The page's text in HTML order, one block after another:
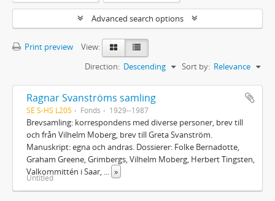
Advanced search options
Print preview
View:
Sort by: Relevance
Direction: Descending
Ragnar Svanströms samling
SE S-HS L205 Fonds 1929--1987
Brevsamling: korrespondens med diverse personer, brev till
och från Vilhelm Moberg, brev till Greta Svanström.
Manuskript: egna och andras. Dossierer: Folke Bernadotte,
Graham Greene, Grimbergs, Vilhelm Moberg, Herbert Tingsten,
Valkommittén i Saar,
»
Untitled